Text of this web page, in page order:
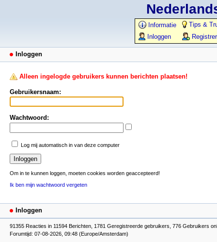
Informatie
Tips &
Inloggen
Inloggen
Alleen ingelogde gebruikers kunnen berichten plaatsen!
Gebruikersnaam:
Wachtwoord:
Log mij automatisch in van deze computer
Om in te kunnen loggen, moeten cookies worden geaccepteerd!
Ik ben mijn wachtwoord vergeten
Inloggen
91355 Reacties in 11594 Berichten, 1781 Geregistreerde gebruikers, 776 Gebruikers
Forumtijd: 07-08-2026, 09:48 (Europe/Amsterdam)